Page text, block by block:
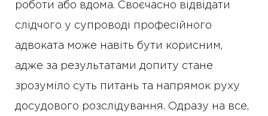
роботи або вдома. Своєчасно відвідати
слідчого у супроводі професійного
адвоката може навіть бути корисним,
адже за результатами допиту стане
зрозуміло суть питань та напрямок руху
досудового розслідування. Одразу на все,